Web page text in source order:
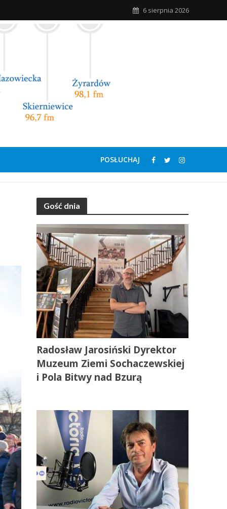
6 sierpnia 2026
POSŁUCHAJ
Gość dnia
Radosław Jarosiński Dyrektor
Muzeum Ziemi Sochaczewskiej
i Pola Bitwy nad Bzurą